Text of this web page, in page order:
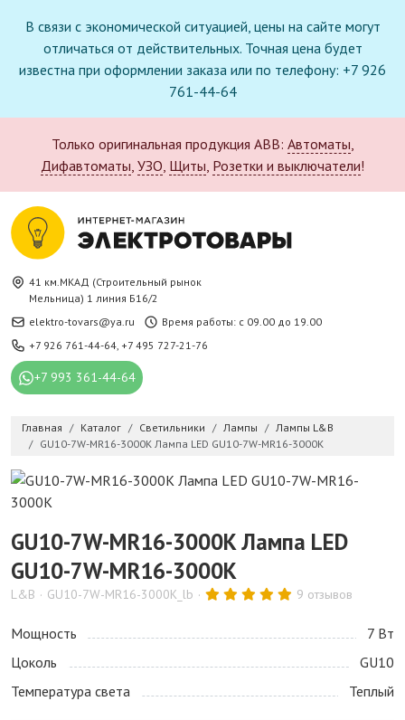
В связи с экономической ситуацией, цены на сайте могут
отличаться от действительных. Точная цена будет
известна при оформлении заказа или по телефону: +7 926
761-44-64
Только оригинальная продукция ABB: Автоматы,
Дифавтоматы, УЗО, Щиты, Розетки и выключатели!
41 км.МКАД (Строительный рынок
Мельница) 1 линия Б16/2
elektro-tovars@ya.ru
Время работы: с 09.00 до 19.00
+7 926 761-44-64, +7 495 727-21-76
+7 993 361-44-64
Главная Каталог Светильники Лампы
Лампы L&B
GU10-7W-MR16-3000K Лампа LED GU10-7W-MR16-3000K
GU10-7W-MR16-3000K Лампа LED
GU10-7W-MR16-3000K
L&B GU10-7W-MR16-3000K_lb 9 отзывов
Мощность
7 Bт
Цоколь
GU10
Температура света
Теплый